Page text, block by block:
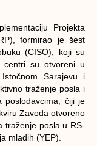
Projekta
formirao je šest
(CISO), koji su
centri su otvoreni u
Sarajevu i
traženje posla i
poslodavcima, čiji je
Zavoda otvoreno
traženje posla u RS-
mladih (YEP).